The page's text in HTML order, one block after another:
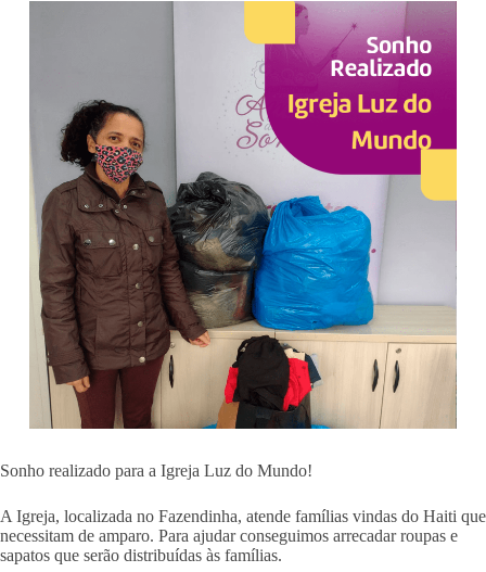
Sonho realizado para a Igreja Luz do Mundo!
A Igreja, localizada no Fazendinha, atende famílias vindas do Haiti que
necessitam de amparo. Para ajudar conseguimos arrecadar roupas e
sapatos que serão distribuídas às famílias.